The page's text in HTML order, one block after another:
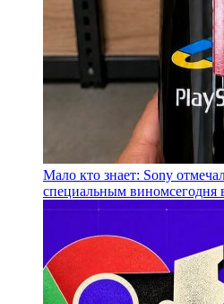
Мало кто знает: Sony
специальным виномсегодня